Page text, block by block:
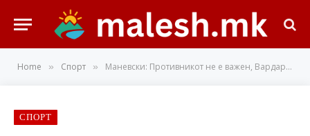
Home » Спорт » Маневски: Противникот не е важен, Вардар секогаш на победа!
СПОРТ